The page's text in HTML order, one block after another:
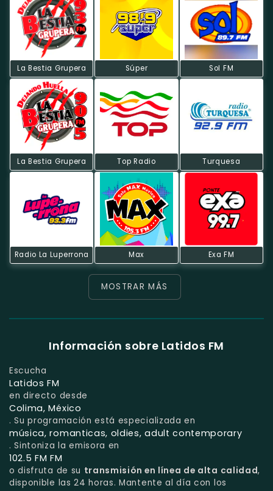
La Bestia Grupera Súper Sol FM
La Bestia Grupera Top Radio Turquesa
Radio La Luperrona Max Exa FM
MOSTRAR MÁS
Información sobre Latidos FM
Escucha
Latidos FM
en directo desde
Colima, México
. Su programación está especializada en
música, romanticas, oldies, adult contemporary
. Sintoniza la emisora en
102.5 FM FM
o disfruta de su transmisión en línea de alta calidad,
disponible las 24 horas. Mantente al día con los